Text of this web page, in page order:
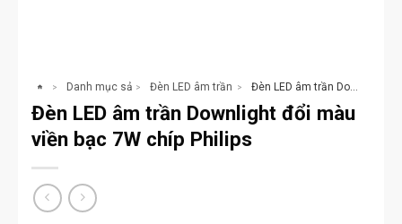
> Danh mục sản phẩm
> Đèn LED âm trần Downlight
> Đèn LED âm trần Downlight đổi màu viền bạc 7W chíp Philips
Đèn LED âm trần Downlight đổi màu
viền bạc 7W chíp Philips